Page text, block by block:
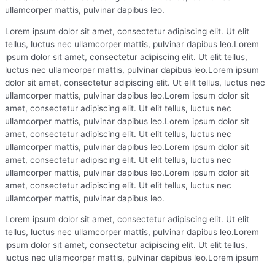
ullamcorper mattis, pulvinar dapibus leo.
Lorem ipsum dolor sit amet, consectetur adipiscing elit. Ut elit
tellus, luctus nec ullamcorper mattis, pulvinar dapibus leo.Lorem
ipsum dolor sit amet, consectetur adipiscing elit. Ut elit tellus,
luctus nec ullamcorper mattis, pulvinar dapibus leo.Lorem ipsum
dolor sit amet, consectetur adipiscing elit. Ut elit tellus, luctus nec
ullamcorper mattis, pulvinar dapibus leo.Lorem ipsum dolor sit
amet, consectetur adipiscing elit. Ut elit tellus, luctus nec
ullamcorper mattis, pulvinar dapibus leo.Lorem ipsum dolor sit
amet, consectetur adipiscing elit. Ut elit tellus, luctus nec
ullamcorper mattis, pulvinar dapibus leo.Lorem ipsum dolor sit
amet, consectetur adipiscing elit. Ut elit tellus, luctus nec
ullamcorper mattis, pulvinar dapibus leo.Lorem ipsum dolor sit
amet, consectetur adipiscing elit. Ut elit tellus, luctus nec
ullamcorper mattis, pulvinar dapibus leo.
Lorem ipsum dolor sit amet, consectetur adipiscing elit. Ut elit
tellus, luctus nec ullamcorper mattis, pulvinar dapibus leo.Lorem
ipsum dolor sit amet, consectetur adipiscing elit. Ut elit tellus,
luctus nec ullamcorper mattis, pulvinar dapibus leo.Lorem ipsum